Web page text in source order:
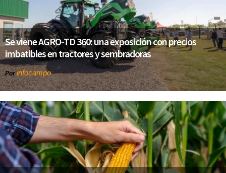
Se viene AGRO-TD 360: una exposición con precios
imbatibles en tractores y sembradoras
Porinfocampo